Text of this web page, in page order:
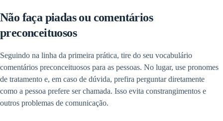
Não faça piadas ou comentários
preconceituosos
Seguindo na linha da primeira prática, tire do seu vocabulário
comentários preconceituosos para as pessoas. No lugar, use pronomes
de tratamento e, em caso de dúvida, prefira perguntar diretamente
como a pessoa prefere ser chamada. Isso evita constrangimentos e
outros problemas de comunicação.